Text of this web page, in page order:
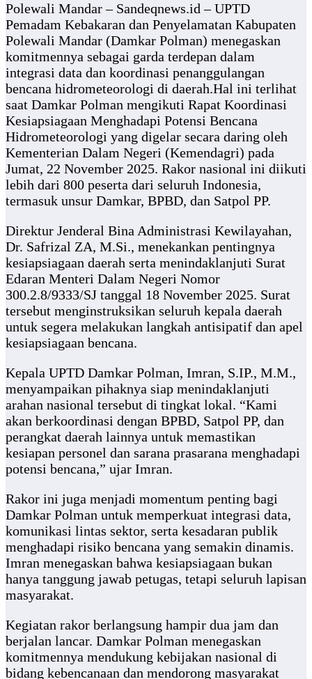
Polewali Mandar – Sandeqnews.id – UPTD
Pemadam Kebakaran dan Penyelamatan Kabupaten
Polewali Mandar (Damkar Polman) menegaskan
komitmennya sebagai garda terdepan dalam
integrasi data dan koordinasi penanggulangan
bencana hidrometeorologi di daerah.Hal ini terlihat
saat Damkar Polman mengikuti Rapat Koordinasi
Kesiapsiagaan Menghadapi Potensi Bencana
Hidrometeorologi yang digelar secara daring oleh
Kementerian Dalam Negeri (Kemendagri) pada
Jumat, 22 November 2025. Rakor nasional ini diikuti
lebih dari 800 peserta dari seluruh Indonesia,
termasuk unsur Damkar, BPBD, dan Satpol PP.
Direktur Jenderal Bina Administrasi Kewilayahan,
Dr. Safrizal ZA, M.Si., menekankan pentingnya
kesiapsiagaan daerah serta menindaklanjuti Surat
Edaran Menteri Dalam Negeri Nomor
300.2.8/9333/SJ tanggal 18 November 2025. Surat
tersebut menginstruksikan seluruh kepala daerah
untuk segera melakukan langkah antisipatif dan apel
kesiapsiagaan bencana.
Kepala UPTD Damkar Polman, Imran, S.IP., M.M.,
menyampaikan pihaknya siap menindaklanjuti
arahan nasional tersebut di tingkat lokal. “Kami
akan berkoordinasi dengan BPBD, Satpol PP, dan
perangkat daerah lainnya untuk memastikan
kesiapan personel dan sarana prasarana menghadapi
potensi bencana,” ujar Imran.
Rakor ini juga menjadi momentum penting bagi
Damkar Polman untuk memperkuat integrasi data,
komunikasi lintas sektor, serta kesadaran publik
menghadapi risiko bencana yang semakin dinamis.
Imran menegaskan bahwa kesiapsiagaan bukan
hanya tanggung jawab petugas, tetapi seluruh lapisan
masyarakat.
Kegiatan rakor berlangsung hampir dua jam dan
berjalan lancar. Damkar Polman menegaskan
komitmennya mendukung kebijakan nasional di
bidang kebencanaan dan mendorong masyarakat